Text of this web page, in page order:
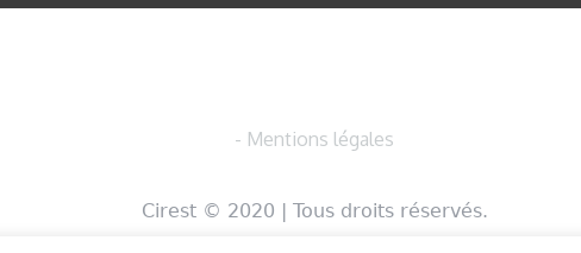
- Mentions légales
Cirest © 2020 | Tous droits réservés.